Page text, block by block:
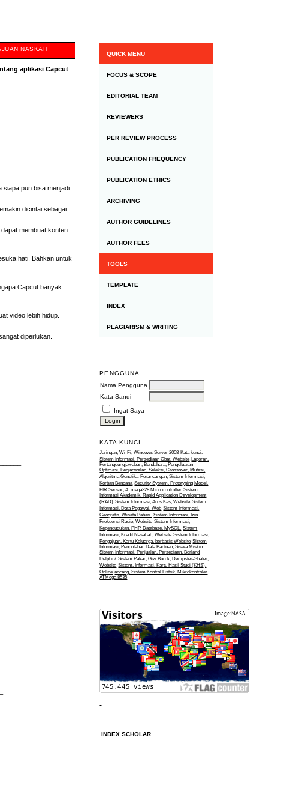
QUICK MENU
FOCUS & SCOPE
EDITORIAL TEAM
REVIEWERS
PER REVIEW PROCESS
PUBLICATION FREQUENCY
PUBLICATION ETHICS
ARCHIVING
AUTHOR GUIDELINES
AUTHOR FEES
TOOLS
TEMPLATE
INDEX
PLAGIARISM & WRITING
PENGGUNA
Nama Pengguna
Kata Sandi
Ingat Saya
KATA KUNCI
Jaringan, Wi-Fi, Windows Server 2008 Kata kunci:
Sistem Informasi, Persediaan Obat, Website Laporan,
Pertanggungjawaban, Bendahara, Pengeluaran
Optimasi, Penjadwalan, Seleksi, Crossover, Mutasi,
Algoritma Genetika Perancangan, Sistem Informasi,
Korban Bencana Security System, Prototyping Model,
PIR Sensor, ATmega328 Microcontroller Sistem
Informasi Akademik, Rapid Application Development
(RAD) Sistem Informasi, Arus Kas, Website Sistem
Informasi, Data Pegawai, Web Sistem Informasi,
Geografis, Wisata Bahari. Sistem Informasi, Izin
Frekuensi Radio, Website Sistem Informasi,
Kependudukan, PHP, Database, MySQL. Sistem
Informasi, Kredit Nasabah, Website Sistem Informasi,
Pengajuan, Kartu Keluarga, berbasis Website Sistem
Informasi, Pengolahan Data Bantuan, Siswa Miskin
Sistem Informasi, Penjualan, Persediaan, Borland
Delphi 7 Sistem Pakar, Gizi Buruk, Dempster-Shafer,
Website Sistem, Informasi, Kartu Hasil Studi (KHS),
Online ancang, Sistem Kontrol Listrik, Mikrokontroler
ATMega 8535
INDEX SCHOLAR
NASKAH
aplikasi Capcut
siapa pun bisa menjadi
dicintai sebagai
membuat konten
hati. Bahkan untuk
Capcut banyak
video lebih hidup.
diperlukan.